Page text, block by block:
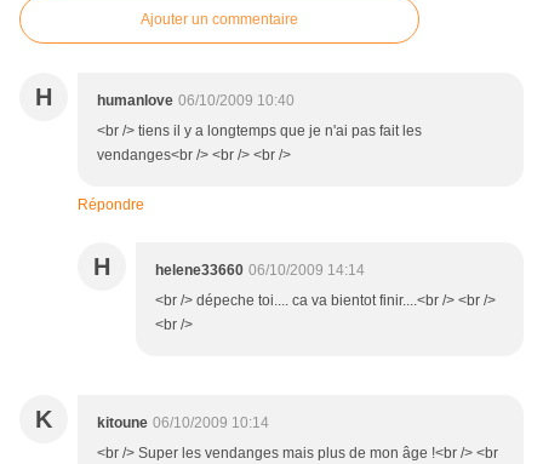
Ajouter un commentaire
H humanlove 06/10/2009 10:40
<br /> tiens il y a longtemps que je n'ai pas fait les
vendanges<br /> <br /> <br />
Répondre
H helene33660 06/10/2009 14:14
<br /> dépeche toi.... ca va bientot finir....<br /> <br />
<br />
K kitoune 06/10/2009 10:14
<br /> Super les vendanges mais plus de mon âge !<br /> <br